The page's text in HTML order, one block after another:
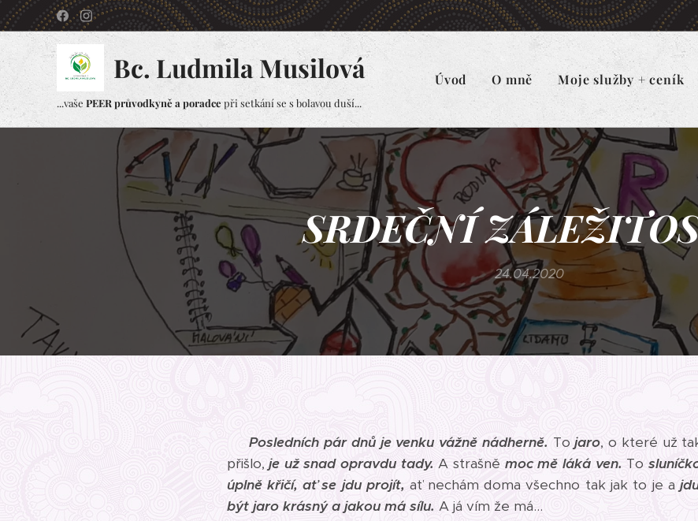
Bc. Ludmila Musilová
...vaše PEER průvodkyně a poradce při setkání se s bolavou duší...
Úvod O mně Moje služby + ceník
SRDEČNÍ
24.04.2020
Posledních pár dnů je venku vážně nádherně. Tojaro, o které už
přišlo,je už snad opravdu tady.A strašně moc mě láká ven. To
úplně křičí, ať se jdu projít, ať nechám doma všechno tak jak to je a
být jaro krásný a jakou má sílu. A já vím že má...